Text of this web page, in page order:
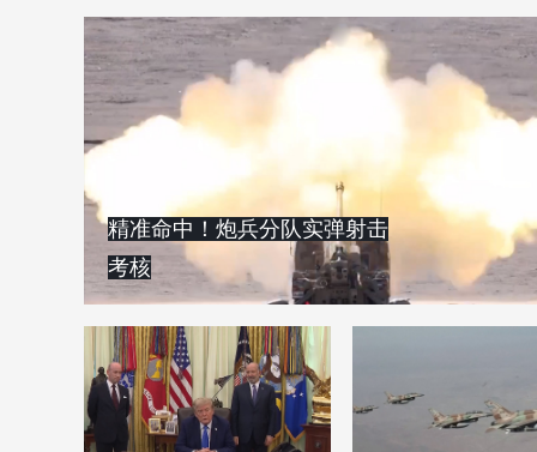
精准命中！炮兵分队实弹射击
考核